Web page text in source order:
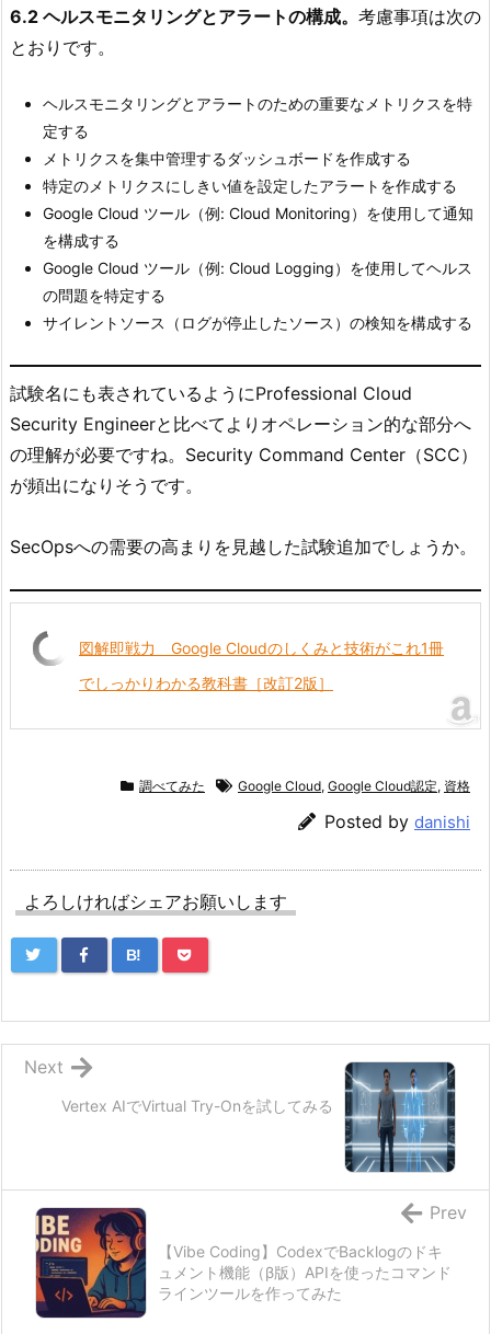
6.2 ヘルスモニタリングとアラートの構成。 考慮事項は次の
とおりです。
ヘルスモニタリングとアラートのための重要なメトリクスを特
定する
メトリクスを集中管理するダッシュボードを作成する
特定のメトリクスにしきい値を設定したアラートを作成する
Google Cloud ツール（例: Cloud Monitoring）を使用して通知
を構成する
Google Cloud ツール（例: Cloud Logging）を使用してヘルス
の問題を特定する
サイレントソース（ログが停止したソース）の検知を構成する
試験名にも表されているようにProfessional Cloud
Security Engineerと比べてよりオペレーション的な部分へ
の理解が必要ですね。Security Command Center（SCC）
が頻出になりそうです。
SecOpsへの需要の高まりを見越した試験追加でしょうか。
図解即戦力 Google Cloudのしくみと技術がこれ1冊
でしっかりわかる教科書［改訂2版］
調べてみた Google Cloud, Google Cloud認定, 資格
Posted by danishi
よろしければシェアお願いします
B!
Vertex AIでVirtual Try-Onを試してみる
Next
【Vibe Coding】CodexでBacklogのドキ
ュメント機能（β版）APIを使ったコマンド
ラインツールを作ってみた
Prev